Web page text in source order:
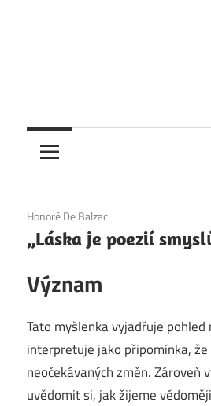
1. 12. 2020
Honoré De Balzac
„Láska je poezií
Význam
Tato myšlenka vyjadřuje pohled
interpretuje jako připomínka,
neočekávaných změn. Zároveň
uvědomit si, jak žijeme